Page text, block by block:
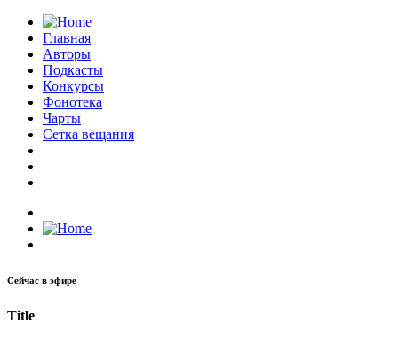
Главная
Авторы
Подкасты
Конкурсы
Фонотека
Чарты
Сетка вещания
Сейчас в эфире
Title